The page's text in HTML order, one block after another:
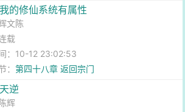
的修仙系统有属性
文陈
载
：10-12 23:02:53
：第四十八章 返回宗门
逆
陈辉